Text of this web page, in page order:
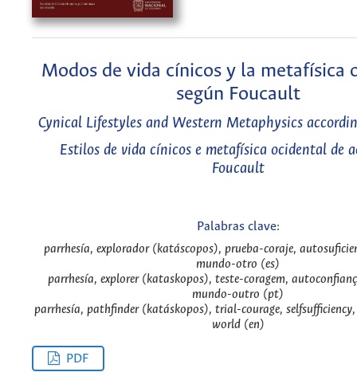
Modos de vida cínicos y la metafísica
según Foucault
Cynical Lifestyles and Western Metaphysics
Estilos de vida cínicos e metafísica ocidental de
Foucault
Palabras clave:
parrhesía, explorador (katáscopos), prueba-coraje,
mundo-otro (es)
parrhesía, explorer (kataskopos), teste-coragem,
mundo-outro (pt)
parrhesía, pathfinder (katáskopos), trial-courage,
world (en)
PDF